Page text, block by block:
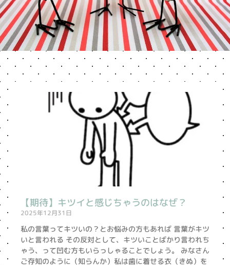
【期待】キツイと感じちゃうのはなぜ？
2025年12月31日
私の言葉ってキツいの？とお悩みの方もあれば 言葉がキツ
いと言われる その反対として、キツいことばかり言われち
ゃう、って凹む方もいらっしゃることでしょう。 みなさん
ご存知のように（知らんか）私は歯に着せる衣（きぬ）を
ー
ジ
ー
ジ
ペ
ー
ジ
ペ
ー
ジ
ー
ジ